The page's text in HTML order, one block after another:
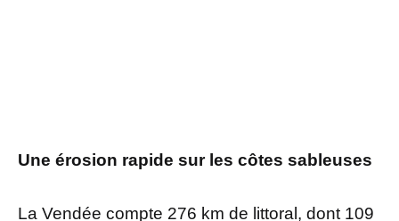
Une érosion rapide sur les côtes sableuses
La Vendée compte 276 km de littoral, dont 109